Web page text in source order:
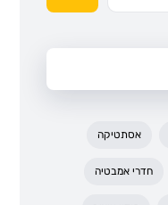
אסתטיקה
חדרי אמבטיה